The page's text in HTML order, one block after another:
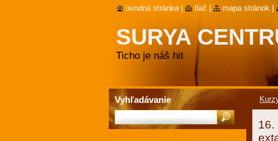
SURYA
Ticho je náš hit
16.
Vyhľadávanie
úvodná stránka tlač mapa stránok